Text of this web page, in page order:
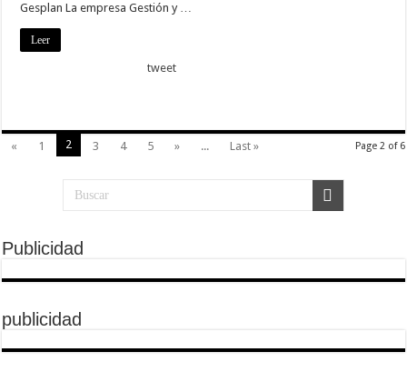
Gesplan La empresa Gestión y …
Leer
tweet
Page 2 of 6
« 1 2 3 4 5 » ... Last »
Publicidad
publicidad